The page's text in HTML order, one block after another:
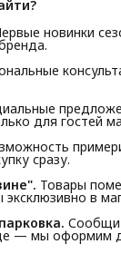
новинки
для гостей
сразу.
Товары
в
— мы оформим